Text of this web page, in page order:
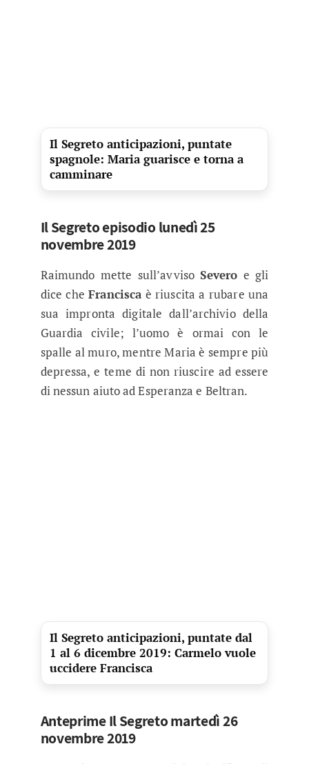
Il Segreto anticipazioni, puntate
spagnole: Maria guarisce e torna a
camminare
Il Segreto episodio lunedì 25
novembre 2019
Raimundo mette sull’avvisoSevero e gli
dice cheFranciscaè riuscita a rubare una
sua impronta digitale dall’archivio della
Guardia civile; l’uomo è ormai con le
spalle al muro, mentre Maria è sempre più
depressa, e teme di non riuscire ad essere
di nessun aiuto ad Esperanza e Beltran.
Il Segreto anticipazioni, puntate dal
1 al 6 dicembre 2019: Carmelo vuole
uccidere Francisca
Anteprime Il Segreto martedì 26
novembre 2019